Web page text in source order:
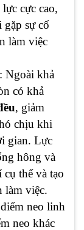
cực cao,
sự cố
làm việc
: Ngoài khả
có khả
, giảm
chịu khi
gian. Lực
hông và
thể và tạo
làm việc.
neo linh
neo khác